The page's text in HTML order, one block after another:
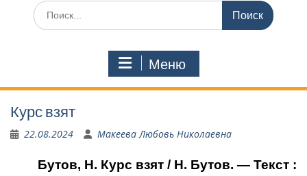
Поиск
по:
Меню
Курс взят
22.08.2024 Макеева Любовь Николаевна
Бутов, Н. Курс взят / Н. Бутов. — Текст :